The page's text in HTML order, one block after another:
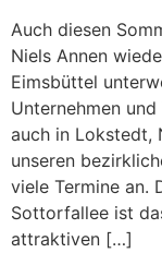
Auch diesen
Niels Annen
Eimsbüttel
Unternehmen
auch in Lokstedt,
unseren
viele Termine an.
Sottorfallee ist
attraktiven […]